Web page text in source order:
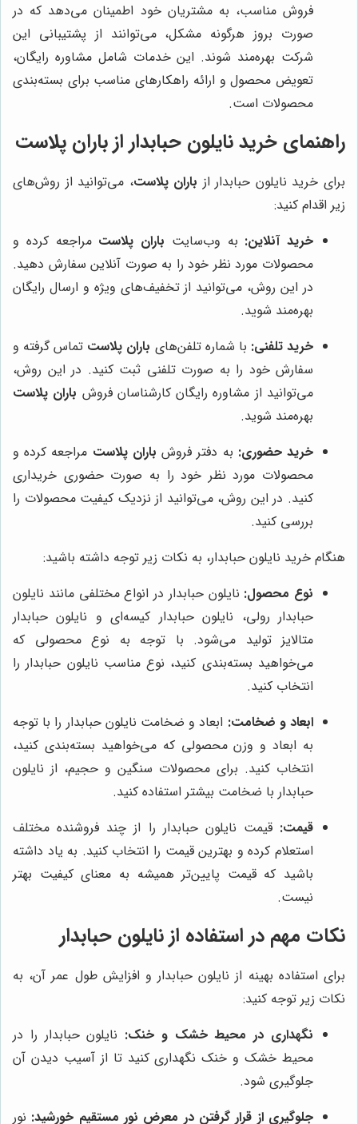
فروش مناسب، به مشتریان خود اطمینان می‌دهد که در
صورت بروز هرگونه مشکل، می‌توانند از پشتیبانی این
شرکت بهره‌مند شوند. این خدمات شامل مشاوره رایگان،
تعویض محصول و ارائه راهکارهای مناسب برای بسته‌بندی
محصولات است.
راهنمای خرید نایلون حبابدار ازباران پلاست
برای خرید نایلون حبابدار از باران پلاست، می‌توانید از روش‌های
زیر اقدام کنید:
خرید آنلاین: به وب‌سایت باران پلاست مراجعه کرده و
محصولات مورد نظر خود را به صورت آنلاین سفارش دهید.
در این روش، می‌توانید از تخفیف‌های ویژه و ارسال رایگان
بهره‌مند شوید.
خرید تلفنی: با شماره تلفن‌های باران پلاست تماس گرفته و
سفارش خود را به صورت تلفنی ثبت کنید. در این روش،
می‌توانید از مشاوره رایگان کارشناسان فروش باران پلاست
بهره‌مند شوید.
خرید حضوری: به دفتر فروش باران پلاست مراجعه کرده و
محصولات مورد نظر خود را به صورت حضوری خریداری
کنید. در این روش، می‌توانید از نزدیک کیفیت محصولات را
بررسی کنید.
هنگام خرید نایلون حبابدار، به نکات زیر توجه داشته باشید:
نوع محصول: نایلون حبابدار در انواع مختلفی مانند نایلون
حبابدار رولی، نایلون حبابدار کیسه‌ای و نایلون حبابدار
متالایز تولید می‌شود. با توجه به نوع محصولی که
می‌خواهید بسته‌بندی کنید، نوع مناسب نایلون حبابدار را
انتخاب کنید.
ابعاد و ضخامت: ابعاد و ضخامت نایلون حبابدار را با توجه
به ابعاد و وزن محصولی که می‌خواهید بسته‌بندی کنید،
انتخاب کنید. برای محصولات سنگین و حجیم، از نایلون
حبابدار با ضخامت بیشتر استفاده کنید.
قیمت: قیمت نایلون حبابدار را از چند فروشنده مختلف
استعلام کرده و بهترین قیمت را انتخاب کنید. به یاد داشته
باشید که قیمت پایین‌تر همیشه به معنای کیفیت بهتر
نیست.
نکات مهم در استفاده از نایلون حبابدار
برای استفاده بهینه از نایلون حبابدار و افزایش طول عمر آن، به
نکات زیر توجه کنید:
نگهداری در محیط خشک و خنک: نایلون حبابدار را در
محیط خشک و خنک نگهداری کنید تا از آسیب دیدن آن
جلوگیری شود.
جلوگیری از قرار گرفتن در معرض نور مستقیم خورشید: نور